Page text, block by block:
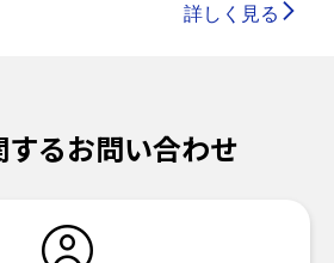
詳しく見る
するお問い合わせ